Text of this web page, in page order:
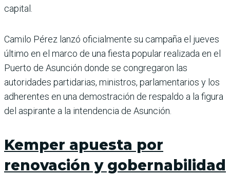
capital.
Camilo Pérez lanzó oficialmente su campaña el jueves
último en el marco de una fiesta popular realizada en el
Puerto de Asunción donde se congregaron las
autoridades partidarias, ministros, parlamentarios y los
adherentes en una demostración de respaldo a la figura
del aspirante a la intendencia de Asunción.
Kemper apuesta por
renovación y gobernabilidad